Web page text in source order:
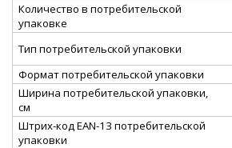
Количество в потребительской
упаковке
Тип потребительской упаковки
Формат потребительской упаковки
Ширина потребительской упаковки,
см
Штрих-код EAN-13 потребительской
упаковки